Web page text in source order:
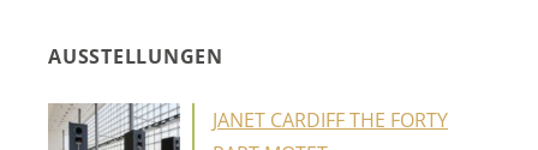
PART MOTET
Ravensburg